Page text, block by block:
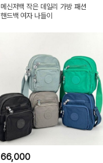
메신저백 작은 데일리 가방 패션
핸드백 여자 나들이
66,000